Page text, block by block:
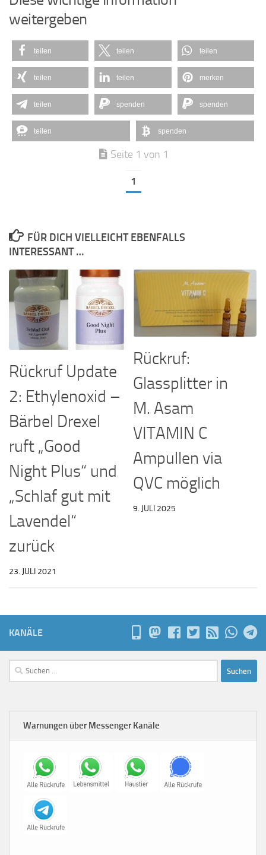
weitergeben
teilen teilen teilen
teilen teilen merken
teilen spenden spenden
teilen spenden
Seite 1 von 1
1
FÜR DICH VIELLEICHT EBENFALLS
INTERESSANT …
Rückruf Update
2: Ethylenoxid –
Bärbel Drexel
ruft „Good
Night Plus“ und
„Schlaf gut mit
Lavendel“
zurück
23. JULI 2021
Rückruf:
Glassplitter in
M. Asam
VITAMIN C
Ampullen via
QVC möglich
9. JULI 2025
KANÄLE
Suchen
nach:
Warnungen über Messenger Kanäle